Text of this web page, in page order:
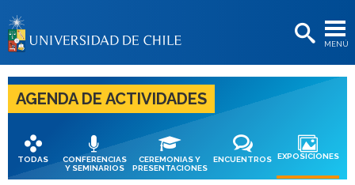
MENÚ
BIBLIOTECAS
LA UNIVERSIDAD
Postulantes
Estudiantes
Académicas/os
AGENDA DE ACTIVIDADES
TODAS
CONFERENCIAS
Y SEMINARIOS
CEREMONIAS Y
PRESENTACIONES
ENCUENTROS EXPOSICIONES